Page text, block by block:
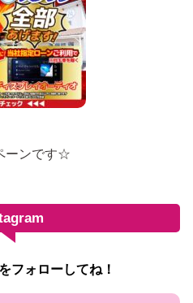
ーンです☆
フォローしてね！